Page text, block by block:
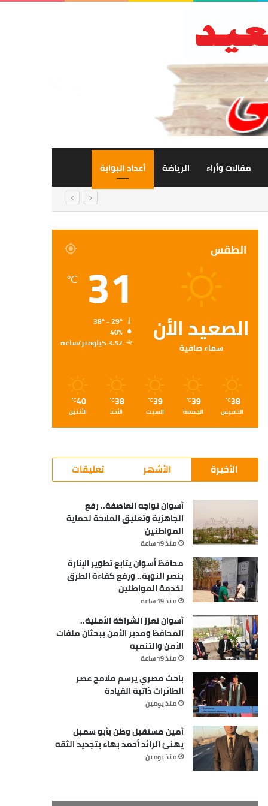
مقالات وأراء الرياضة أعداد البوابة
الطقس
الصعيد الأن
سماء صافية
31
℃
40%
3.52 كيلومتر/ساعة
38
℃
الخميس
39
℃
الجمعة
39
℃
السبت
38
℃
الأحد
40
℃
الأثنين
الأخيرة الأشهر تعليقات
أسوان تواجه العاصفة.. رفع
الجاهزية وتعليق الملاحة لحماية
المواطنين
منذ 19 ساعة
محافظ أسوان يتابع تطوير الإنارة
بنصر النوبة.. ورفع كفاءة الطرق
لخدمة المواطنين
منذ 19 ساعة
أسوان تعزز الشراكة الأمنية..
المحافظ ومدير الأمن يبحثان ملفات
الأمن والتنميه
منذ 19 ساعة
باحث مصري يرسم ملامح عصر
الطائرات ذاتية القيادة
منذ يومين
أمين مستقبل وطن بأبو سمبل
يهنئ الرائد أحمد بهاء بتجديد الثقه
منذ يومين